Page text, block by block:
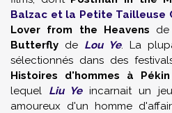
Balzac et la Petite Tailleuse
Lover from the Heavens de
Butterfly de Lou Ye. La
sélectionnés dans des
Histoires d'hommes à Pékin
lequel Liu Yeincarnait un
amoureux d'un homme